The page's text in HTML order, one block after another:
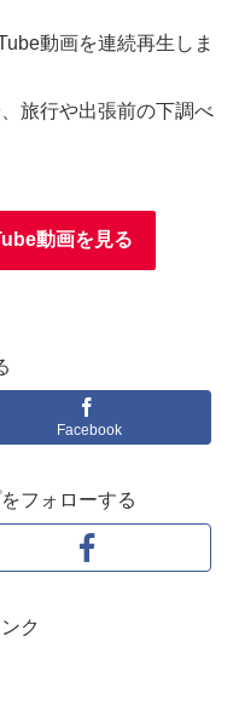
動画を連続再生しま
旅行や出張前の下調べ
動画を見る
Facebook
フォローする
ク